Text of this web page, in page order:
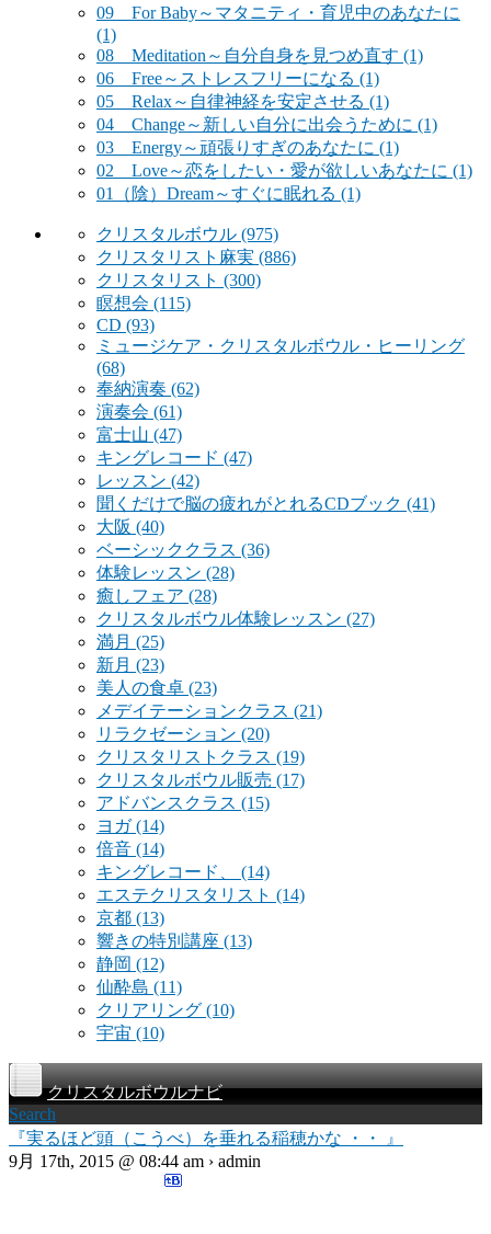
09 For Baby～マタニティ・育児中のあなたに
(1)
08 Meditation～自分自身を見つめ直す (1)
06 Free～ストレスフリーになる (1)
05 Relax～自律神経を安定させる (1)
04 Change～新しい自分に出会うために (1)
03 Energy～頑張りすぎのあなたに (1)
02 Love～恋をしたい・愛が欲しいあなたに (1)
01（陰）Dream～すぐに眠れる (1)
クリスタルボウル (975)
クリスタリスト麻実 (886)
クリスタリスト (300)
瞑想会 (115)
CD (93)
ミュージケア・クリスタルボウル・ヒーリング
(68)
奉納演奏 (62)
演奏会 (61)
富士山 (47)
キングレコード (47)
レッスン (42)
聞くだけで脳の疲れがとれるCDブック (41)
大阪 (40)
ベーシッククラス (36)
体験レッスン (28)
癒しフェア (28)
クリスタルボウル体験レッスン (27)
満月 (25)
新月 (23)
美人の食卓 (23)
メデイテーションクラス (21)
リラクゼーション (20)
クリスタリストクラス (19)
クリスタルボウル販売 (17)
アドバンスクラス (15)
ヨガ(14)
倍音 (14)
キングレコード、 (14)
エステクリスタリスト (14)
京都 (13)
響きの特別講座 (13)
静岡 (12)
仙酔島 (11)
クリアリング (10)
宇宙 (10)
クリスタルボウルナビ
Search
『実るほど頭（こうべ）を垂れる稲穂かな ・・ 』
9月 17th, 2015 @ 08:44 am › admin